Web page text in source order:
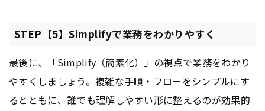
STEP【5】Simplifyで業務をわかりやすく
最後に、「Simplify（簡素化）」の視点で業務をわかり
やすくしましょう。複雑な手順・フローをシンプルにす
るとともに、誰でも理解しやすい形に整えるのが効果的